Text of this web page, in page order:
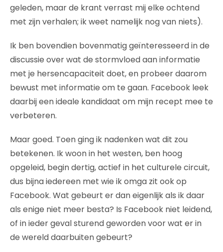
geleden, maar de krant verrast mij elke ochtend
met zijn verhalen; ik weet namelijk nog van niets).
Ik ben bovendien bovenmatig geïnteresseerd in de
discussie over wat de stormvloed aan informatie
met je hersencapaciteit doet, en probeer daarom
bewust met informatie om te gaan. Facebook leek
daarbij een ideale kandidaat om mijn recept mee te
verbeteren.
Maar goed. Toen ging ik nadenken wat dit zou
betekenen. Ik woon in het westen, ben hoog
opgeleid, begin dertig, actief in het culturele circuit,
dus bijna iedereen met wie ik omga zit ook op
Facebook. Wat gebeurt er dan eigenlijk als ik daar
als enige niet meer besta? Is Facebook niet leidend,
of in ieder geval sturend geworden voor wat er in
de wereld daarbuiten gebeurt?